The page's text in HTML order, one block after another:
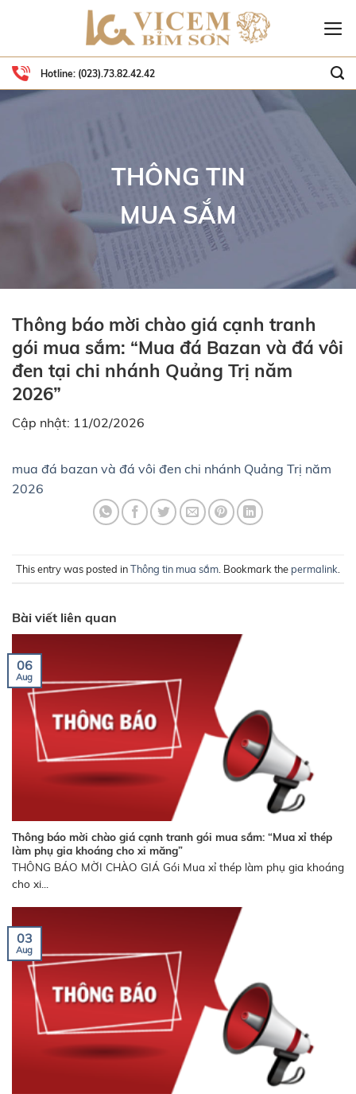
Hotline: (023).73.82.42.42
THÔNG TIN
MUA SẮM
Thông báo mời chào giá cạnh tranh
gói mua sắm: “Mua đá Bazan và đá vôi
đen tại chi nhánh Quảng Trị năm
2026”
Cập nhật: 11/02/2026
mua đá bazan và đá vôi đen chi nhánh Quảng Trị năm
2026
This entry was posted inThông tin mua sắm . Bookmark the permalink
Bài viết liên quan
Thông báo mời chào giá cạnh tranh gói mua sắm: “Mua xỉ thép
làm phụ gia khoáng cho xi măng”
THÔNG BÁO MỜI CHÀO GIÁ Gói Mua xỉ thép làm phụ gia khoáng
cho xi...
06
Aug
03
Aug